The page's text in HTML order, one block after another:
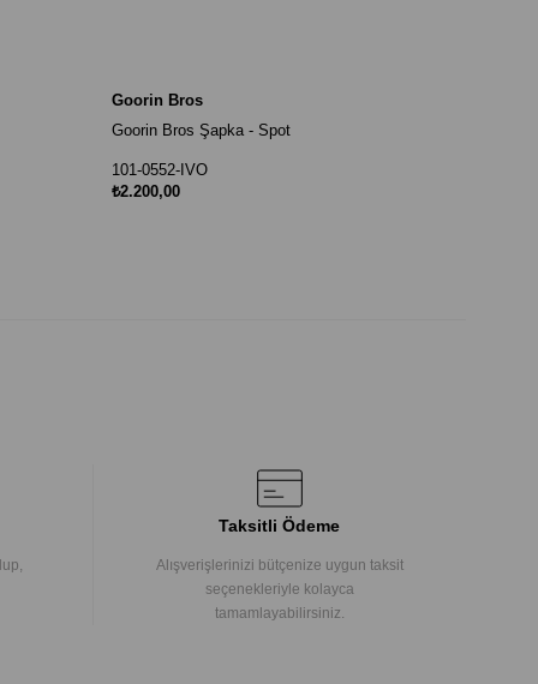
Goorin Bros
Goorin Bros Şapka - Spot
101-0552-IVO
₺2.200,00
Taksitli Ödeme
Alışverişlerinizi bütçenize uygun taksit
seçenekleriyle kolayca
tamamlayabilirsiniz.